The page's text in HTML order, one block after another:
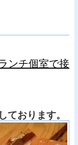
ンチ個室で接
おります。